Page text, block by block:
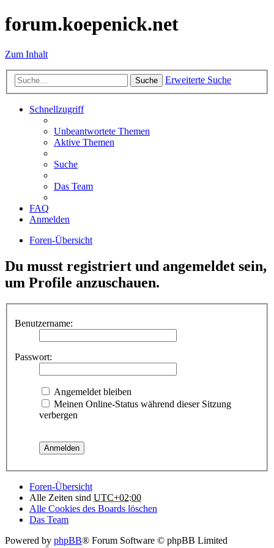
forum.koepenick.net
Zum Inhalt
Suche Erweiterte Suche
Schnellzugriff
Unbeantwortete Themen
Aktive Themen
Suche
Das Team
FAQ
Anmelden
Foren-Übersicht
Du musst registriert und angemeldet sein,
um Profile anzuschauen.
Benutzername:
Passwort:
Angemeldet bleiben
Meinen Online-Status während dieser Sitzung
verbergen
Foren-Übersicht
Alle Zeiten sind UTC+02:00
Alle Cookies des Boards löschen
Das Team
Powered by phpBB® Forum Software © phpBB Limited